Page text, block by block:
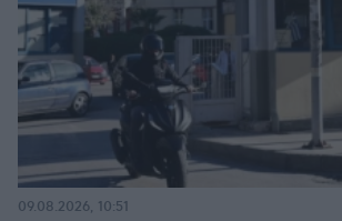
09.08.2026, 10:51